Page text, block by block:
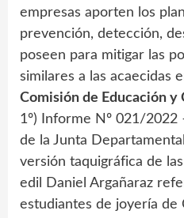
empresas aporten los
prevención, detección,
poseen para mitigar las
similares a las acaecidas
Comisión de Educación y
1º) Informe Nº 021/
de la Junta
versión taquigráfica de
edil Daniel Argañaraz
estudiantes de joyería de